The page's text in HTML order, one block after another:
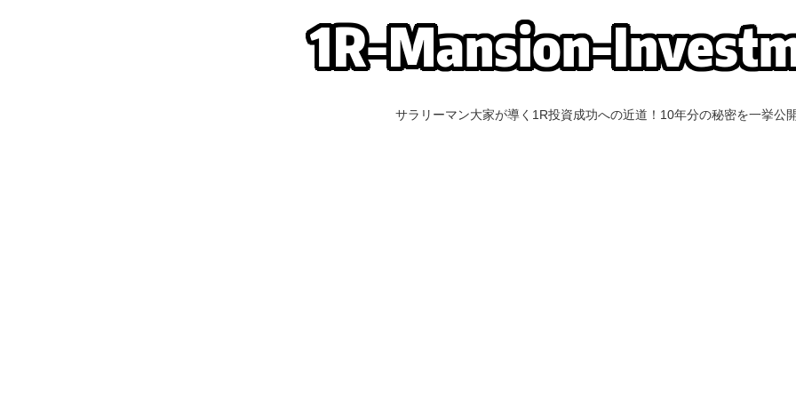
サラリーマン大家が導く1R投資成功への近道！10年分の秘密を一挙公